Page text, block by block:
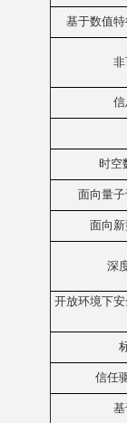
基于数值
时空
面向量子
面向
深
开放环境下
信任